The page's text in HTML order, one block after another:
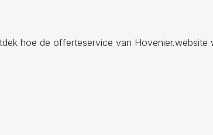
hoe de offerteservice van Hovenier.website